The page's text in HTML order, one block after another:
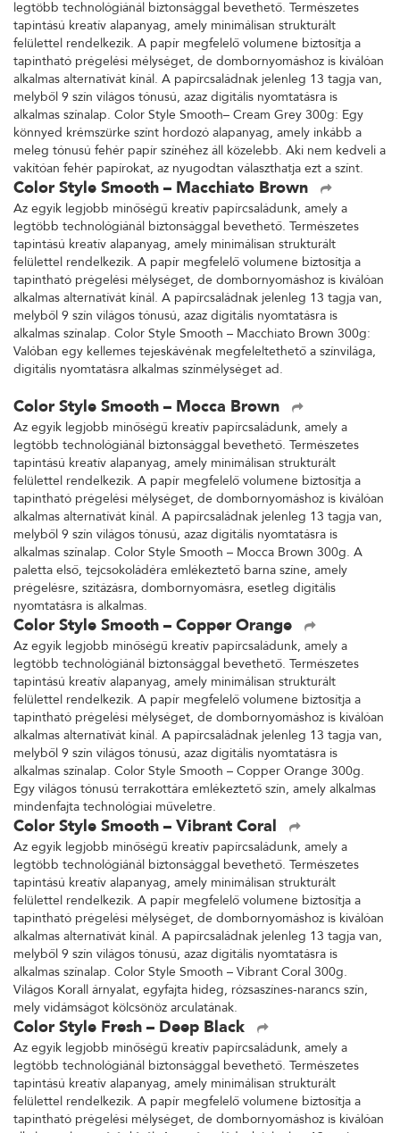
legtöbb technológiánál biztonsággal bevethető. Természetes
tapintású kreatív alapanyag, amely minimálisan strukturált
felülettel rendelkezik. A papír megfelelő volumene biztosítja a
tapintható prégelési mélységet, de dombornyomáshoz is kiválóan
alkalmas alternatívát kínál. A papírcsaládnak jelenleg 13 tagja van,
melyből 9 szín világos tónusú, azaz digitális nyomtatásra is
alkalmas színalap. Color Style Smooth– Cream Grey 300g: Egy
könnyed krémszürke színt hordozó alapanyag, amely inkább a
meleg tónusú fehér papír színéhez áll közelebb. Aki nem kedveli a
vakítóan fehér papírokat, az nyugodtan választhatja ezt a színt.
Color Style Smooth – Macchiato Brown
Az egyik legjobb minőségű kreatív papírcsaládunk, amely a
legtöbb technológiánál biztonsággal bevethető. Természetes
tapintású kreatív alapanyag, amely minimálisan strukturált
felülettel rendelkezik. A papír megfelelő volumene biztosítja a
tapintható prégelési mélységet, de dombornyomáshoz is kiválóan
alkalmas alternatívát kínál. A papírcsaládnak jelenleg 13 tagja van,
melyből 9 szín világos tónusú, azaz digitális nyomtatásra is
alkalmas színalap. Color Style Smooth – Macchiato Brown 300g:
Valóban egy kellemes tejeskávénak megfeleltethető a színvilága,
digitális nyomtatásra alkalmas színmélységet ad.
Color Style Smooth – Mocca Brown
Az egyik legjobb minőségű kreatív papírcsaládunk, amely a
legtöbb technológiánál biztonsággal bevethető. Természetes
tapintású kreatív alapanyag, amely minimálisan strukturált
felülettel rendelkezik. A papír megfelelő volumene biztosítja a
tapintható prégelési mélységet, de dombornyomáshoz is kiválóan
alkalmas alternatívát kínál. A papírcsaládnak jelenleg 13 tagja van,
melyből 9 szín világos tónusú, azaz digitális nyomtatásra is
alkalmas színalap. Color Style Smooth – Mocca Brown 300g. A
paletta első, tejcsokoládéra emlékeztető barna színe, amely
prégelésre, szitázásra, dombornyomásra, esetleg digitális
nyomtatásra is alkalmas.
Color Style Smooth – Copper Orange
Az egyik legjobb minőségű kreatív papírcsaládunk, amely a
legtöbb technológiánál biztonsággal bevethető. Természetes
tapintású kreatív alapanyag, amely minimálisan strukturált
felülettel rendelkezik. A papír megfelelő volumene biztosítja a
tapintható prégelési mélységet, de dombornyomáshoz is kiválóan
alkalmas alternatívát kínál. A papírcsaládnak jelenleg 13 tagja van,
melyből 9 szín világos tónusú, azaz digitális nyomtatásra is
alkalmas színalap. Color Style Smooth – Copper Orange 300g.
Egy világos tónusú terrakottára emlékeztető szín, amely alkalmas
mindenfajta technológiai műveletre.
Color Style Smooth – Vibrant Coral
Az egyik legjobb minőségű kreatív papírcsaládunk, amely a
legtöbb technológiánál biztonsággal bevethető. Természetes
tapintású kreatív alapanyag, amely minimálisan strukturált
felülettel rendelkezik. A papír megfelelő volumene biztosítja a
tapintható prégelési mélységet, de dombornyomáshoz is kiválóan
alkalmas alternatívát kínál. A papírcsaládnak jelenleg 13 tagja van,
melyből 9 szín világos tónusú, azaz digitális nyomtatásra is
alkalmas színalap. Color Style Smooth – Vibrant Coral 300g.
Világos Korall árnyalat, egyfajta hideg, rózsaszínes-narancs szín,
mely vidámságot kölcsönöz arculatának.
Color Style Fresh – Deep Black
Az egyik legjobb minőségű kreatív papírcsaládunk, amely a
legtöbb technológiánál biztonsággal bevethető. Természetes
tapintású kreatív alapanyag, amely minimálisan strukturált
felülettel rendelkezik. A papír megfelelő volumene biztosítja a
tapintható prégelési mélységet, de dombornyomáshoz is kiválóan